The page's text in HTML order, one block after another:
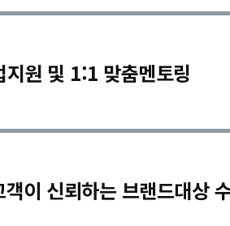
원 및 1:1 맞춤멘토링
이 신뢰하는 브랜드대상